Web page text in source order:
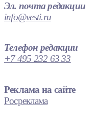
Эл. почта редакции
info@vesti.ru
Телефон редакции
+7 495 232 63 33
Реклама на сайте
Росреклама